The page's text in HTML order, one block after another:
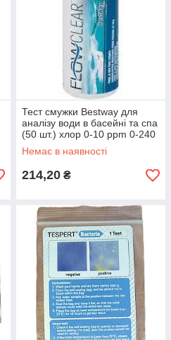
Тест смужки Bestway для
аналізу води в басейні та спа
(50 шт.) хлор 0-10 ppm 0-240
ppm pH 6,2-8,4. Китай
Немає в наявності
214,20 ₴